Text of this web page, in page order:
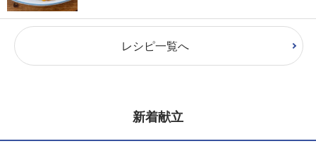
レシピ一覧へ
新着献立